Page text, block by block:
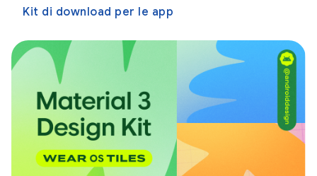
Kit di download per le app